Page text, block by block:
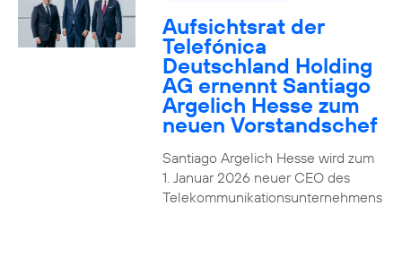
Aufsichtsrat der
Telefónica
Deutschland Holding
AG ernennt Santiago
Argelich Hesse zum
neuen Vorstandschef
Santiago Argelich Hesse wird zum
1. Januar 2026 neuer CEO des
Telekommunikationsunternehmens